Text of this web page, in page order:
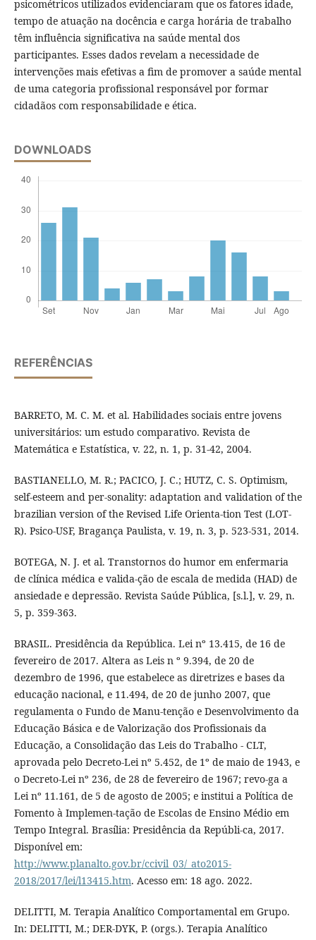
psicométricos utilizados evidenciaram que os fatores idade,
tempo de atuação na docência e carga horária de trabalho
têm influência significativa na saúde mental dos
participantes. Esses dados revelam a necessidade de
intervenções mais efetivas a fim de promover a saúde mental
de uma categoria profissional responsável por formar
cidadãos com responsabilidade e ética.
DOWNLOADS
REFERÊNCIAS
BARRETO, M. C. M. et al. Habilidades sociais entre jovens
universitários: um estudo comparativo. Revista de
Matemática e Estatística, v. 22, n. 1, p. 31-42, 2004.
BASTIANELLO, M. R.; PACICO, J. C.; HUTZ, C. S. Optimism,
self-esteem and per-sonality: adaptation and validation of the
brazilian version of the Revised Life Orienta-tion Test (LOT-
R). Psico-USF, Bragança Paulista, v. 19, n. 3, p. 523-531, 2014.
BOTEGA, N. J. et al. Transtornos do humor em enfermaria
de clínica médica e valida-ção de escala de medida (HAD) de
ansiedade e depressão. Revista Saúde Pública, [s.l.], v. 29, n.
5, p. 359-363.
BRASIL. Presidência da República. Lei nº 13.415, de 16 de
fevereiro de 2017. Altera as Leis n º 9.394, de 20 de
dezembro de 1996, que estabelece as diretrizes e bases da
educação nacional, e 11.494, de 20 de junho 2007, que
regulamenta o Fundo de Manu-tenção e Desenvolvimento da
Educação Básica e de Valorização dos Profissionais da
Educação, a Consolidação das Leis do Trabalho - CLT,
aprovada pelo Decreto-Lei nº 5.452, de 1º de maio de 1943, e
o Decreto-Lei nº 236, de 28 de fevereiro de 1967; revo-ga a
Lei nº 11.161, de 5 de agosto de 2005; e institui a Política de
Fomento à Implemen-tação de Escolas de Ensino Médio em
Tempo Integral. Brasília: Presidência da Repúbli-ca, 2017.
Disponível em:
http://www.planalto.gov.br/ccivil_03/_ato2015-
2018/2017/lei/l13415.htm. Acesso em: 18 ago. 2022.
DELITTI, M. Terapia Analítico Comportamental em Grupo.
In: DELITTI, M.; DER-DYK, P. (orgs.). Terapia Analítico